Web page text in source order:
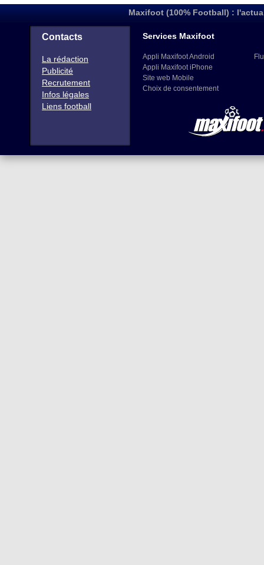
Maxifoot (100% Football) :
Contacts
La rédaction
Publicité
Recrutement
Infos légales
Liens football
Services Maxifoot
Appli Maxifoot Android
Appli Maxifoot iPhone
Site web Mobile
Choix de consentement